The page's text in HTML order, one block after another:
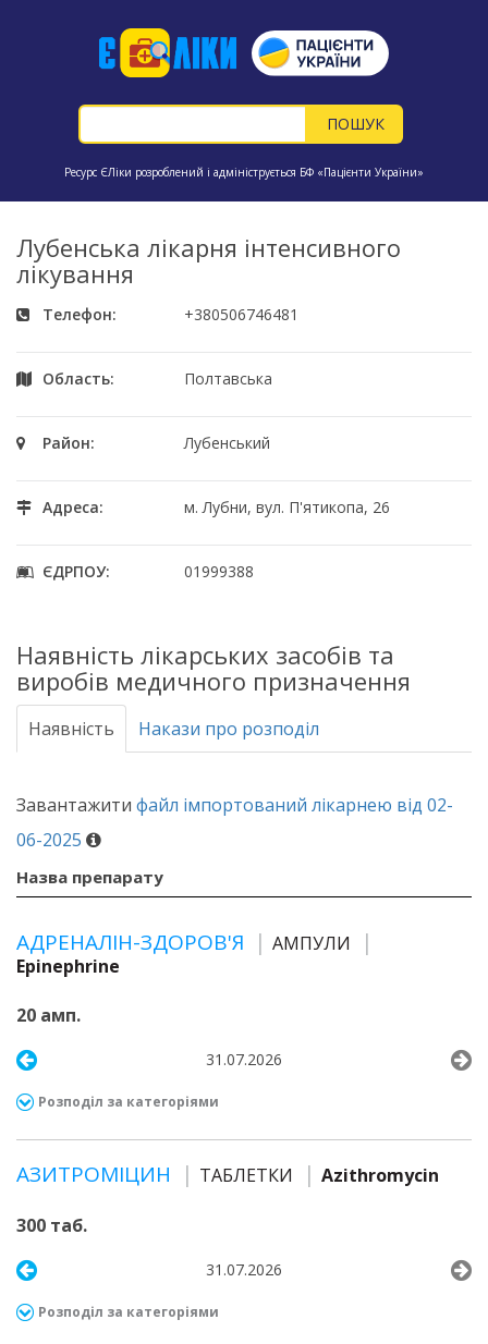
Ресурс ЄЛіки розроблений і адмініструється БФ «Пацієнти України»
Лубенська лікарня інтенсивного
лікування
Телефон: +380506746481
Область: Полтавська
Район: Лубенський
Адреса: м. Лубни, вул. П'ятикопа, 26
ЄДРПОУ: 01999388
Наявність лікарських засобів та
виробів медичного призначення
Наявність Накази про розподіл
Завантажити файл імпортований лікарнею від 02-
06-2025
Назва препарату
АДРЕНАЛІН-ЗДОРОВ'Я
АМПУЛИ
Epinephrine
20 амп.
31.07.2026
Розподіл за категоріями
АЗИТРОМІЦИН ТАБЛЕТКИ Azithromycin
300 таб.
31.07.2026
Розподіл за категоріями